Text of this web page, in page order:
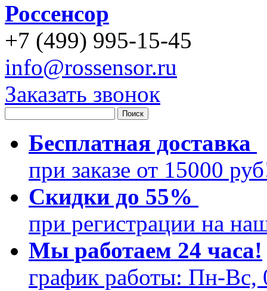
Россенсор
+7 (499) 995-15-45
info@rossensor.ru
Заказать звонок
Бесплатная доставка
при заказе от 15000
Скидки до 55%
при регистрации на
Мы работаем 24 часа!
график работы: Пн-Вс,